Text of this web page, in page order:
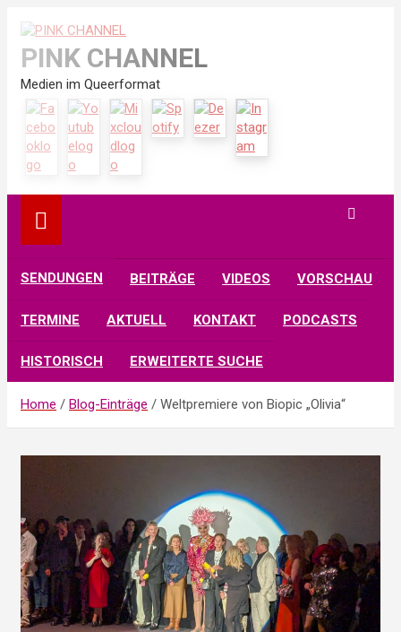
content
PINK CHANNEL
Medien im Queerformat
SENDUNGEN BEITRÄGE VIDEOS VORSCHAU
TERMINE AKTUELL KONTAKT PODCASTS
HISTORISCH ERWEITERTE SUCHE
Home Blog-Einträge Weltpremiere von Biopic „Olivia“